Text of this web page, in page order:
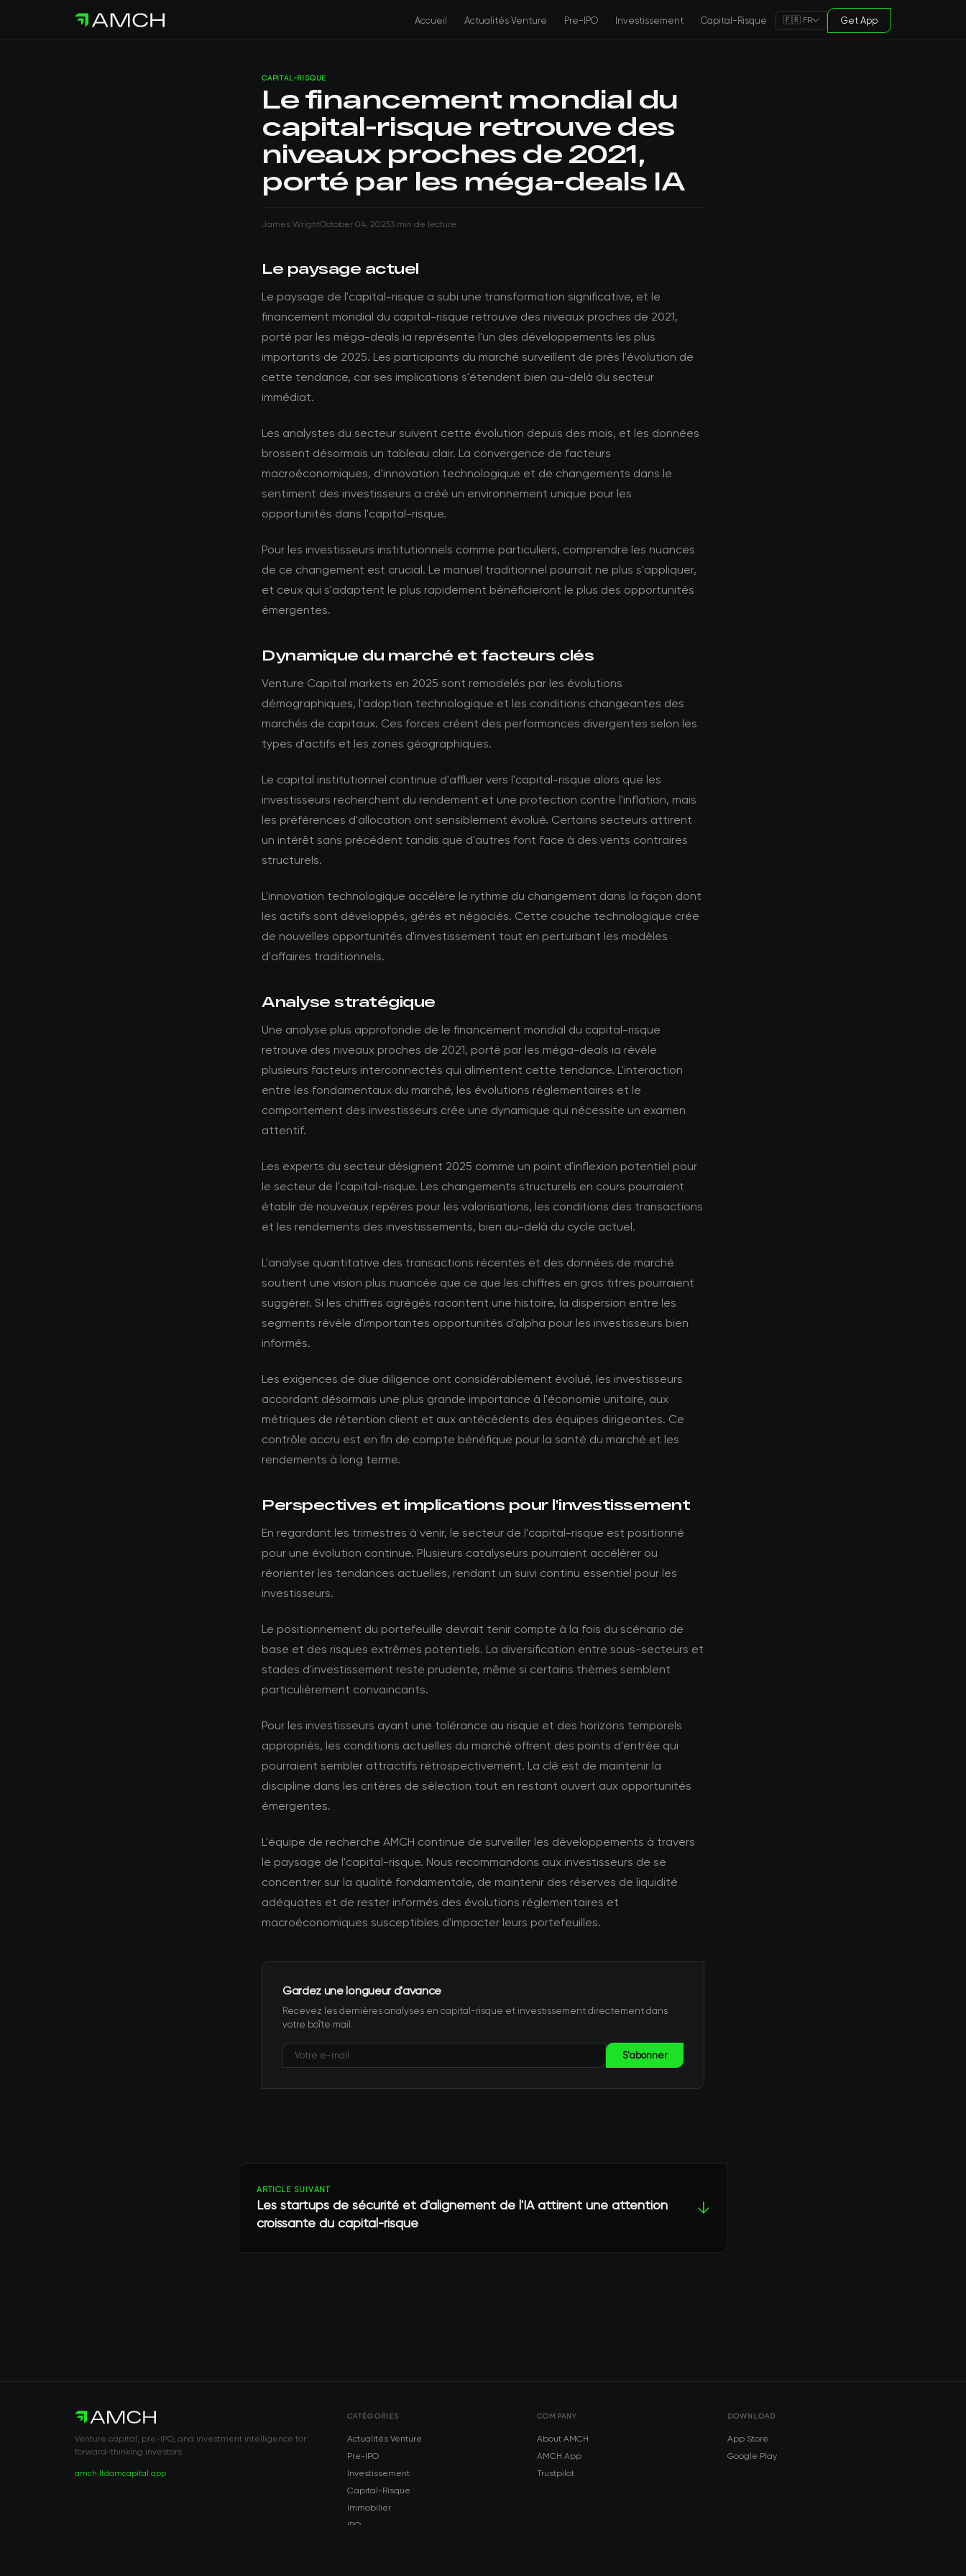
Accueil Actualités Venture Pre-IPO Investissement Capital-Risque 🇫🇷 FR Get App
CAPITAL-RISQUE
Le financement mondial du
capital-risque retrouve des
niveaux proches de 2021,
porté par les méga-deals IA
James WrightOctober 04, 20253 min de lecture
Le paysage actuel
Le paysage de l'capital-risque a subi une transformation significative, et le
financement mondial du capital-risque retrouve des niveaux proches de 2021,
porté par les méga-deals ia représente l'un des développements les plus
importants de 2025. Les participants du marché surveillent de près l'évolution de
cette tendance, car ses implications s'étendent bien au-delà du secteur
immédiat.
Les analystes du secteur suivent cette évolution depuis des mois, et les données
brossent désormais un tableau clair. La convergence de facteurs
macroéconomiques, d'innovation technologique et de changements dans le
sentiment des investisseurs a créé un environnement unique pour les
opportunités dans l'capital-risque.
Pour les investisseurs institutionnels comme particuliers, comprendre les nuances
de ce changement est crucial. Le manuel traditionnel pourrait ne plus s'appliquer,
et ceux qui s'adaptent le plus rapidement bénéficieront le plus des opportunités
émergentes.
Dynamique du marché et facteurs clés
Venture Capital markets en 2025 sont remodelés par les évolutions
démographiques, l'adoption technologique et les conditions changeantes des
marchés de capitaux. Ces forces créent des performances divergentes selon les
types d'actifs et les zones géographiques.
Le capital institutionnel continue d'affluer vers l'capital-risque alors que les
investisseurs recherchent du rendement et une protection contre l'inflation, mais
les préférences d'allocation ont sensiblement évolué. Certains secteurs attirent
un intérêt sans précédent tandis que d'autres font face à des vents contraires
structurels.
L'innovation technologique accélère le rythme du changement dans la façon dont
les actifs sont développés, gérés et négociés. Cette couche technologique crée
de nouvelles opportunités d'investissement tout en perturbant les modèles
d'affaires traditionnels.
Analyse stratégique
Une analyse plus approfondie de le financement mondial du capital-risque
retrouve des niveaux proches de 2021, porté par les méga-deals ia révèle
plusieurs facteurs interconnectés qui alimentent cette tendance. L'interaction
entre les fondamentaux du marché, les évolutions réglementaires et le
comportement des investisseurs crée une dynamique qui nécessite un examen
attentif.
Les experts du secteur désignent 2025 comme un point d'inflexion potentiel pour
le secteur de l'capital-risque. Les changements structurels en cours pourraient
établir de nouveaux repères pour les valorisations, les conditions des transactions
et les rendements des investissements, bien au-delà du cycle actuel.
L'analyse quantitative des transactions récentes et des données de marché
soutient une vision plus nuancée que ce que les chiffres en gros titres pourraient
suggérer. Si les chiffres agrégés racontent une histoire, la dispersion entre les
segments révèle d'importantes opportunités d'alpha pour les investisseurs bien
informés.
Les exigences de due diligence ont considérablement évolué, les investisseurs
accordant désormais une plus grande importance à l'économie unitaire, aux
métriques de rétention client et aux antécédents des équipes dirigeantes. Ce
contrôle accru est en fin de compte bénéfique pour la santé du marché et les
rendements à long terme.
Perspectives et implications pour l'investissement
En regardant les trimestres à venir, le secteur de l'capital-risque est positionné
pour une évolution continue. Plusieurs catalyseurs pourraient accélérer ou
réorienter les tendances actuelles, rendant un suivi continu essentiel pour les
investisseurs.
Le positionnement du portefeuille devrait tenir compte à la fois du scénario de
base et des risques extrêmes potentiels. La diversification entre sous-secteurs et
stades d'investissement reste prudente, même si certains thèmes semblent
particulièrement convaincants.
Pour les investisseurs ayant une tolérance au risque et des horizons temporels
appropriés, les conditions actuelles du marché offrent des points d'entrée qui
pourraient sembler attractifs rétrospectivement. La clé est de maintenir la
discipline dans les critères de sélection tout en restant ouvert aux opportunités
émergentes.
L'équipe de recherche AMCH continue de surveiller les développements à travers
le paysage de l'capital-risque. Nous recommandons aux investisseurs de se
concentrer sur la qualité fondamentale, de maintenir des réserves de liquidité
adéquates et de rester informés des évolutions réglementaires et
macroéconomiques susceptibles d'impacter leurs portefeuilles.
Gardez une longueur d'avance
Recevez les dernières analyses en capital-risque et investissement directement dans
votre boîte mail.
S'abonner
ARTICLE SUIVANT
Les startups de sécurité et d'alignement de l'IA attirent une attention
croissante du capital-risque
↓
Venture capital, pre-IPO, and investment intelligence for
forward-thinking investors.
amch.ltdamcapital.app
CATÉGORIES
Actualités Venture
Pre-IPO
Investissement
Capital-Risque
Immobilier
IPO
COMPANY
About AMCH
AMCH App
Trustpilot
DOWNLOAD
App Store
Google Play